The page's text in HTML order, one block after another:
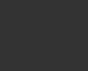
einen Termin für
zu vereinbaren.